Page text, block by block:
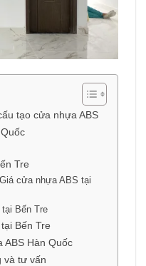
tạo cửa nhựa ABS
Tre
cửa nhựa ABS tại
Bến Tre
Bến Tre
ABS Hàn Quốc
và tư vấn